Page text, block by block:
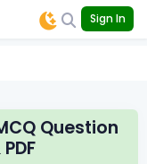
Sign In
Question